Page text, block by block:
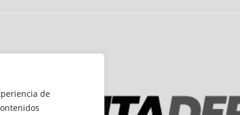
de